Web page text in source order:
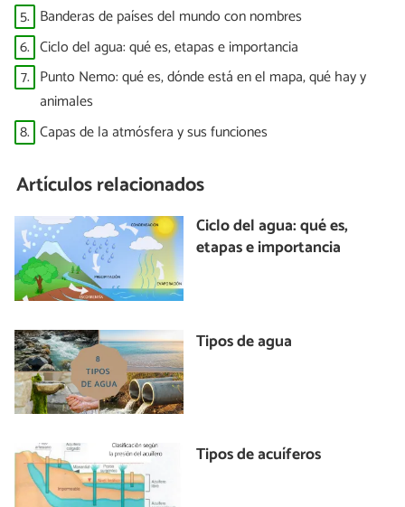
5. Banderas de países del mundo con nombres
6. Ciclo del agua: qué es, etapas e importancia
7. Punto Nemo: qué es, dónde está en el mapa, qué hay y
animales
8. Capas de la atmósfera y sus funciones
Artículos relacionados
Ciclo del agua: qué es,
etapas e importancia
Tipos de agua
Tipos de acuíferos